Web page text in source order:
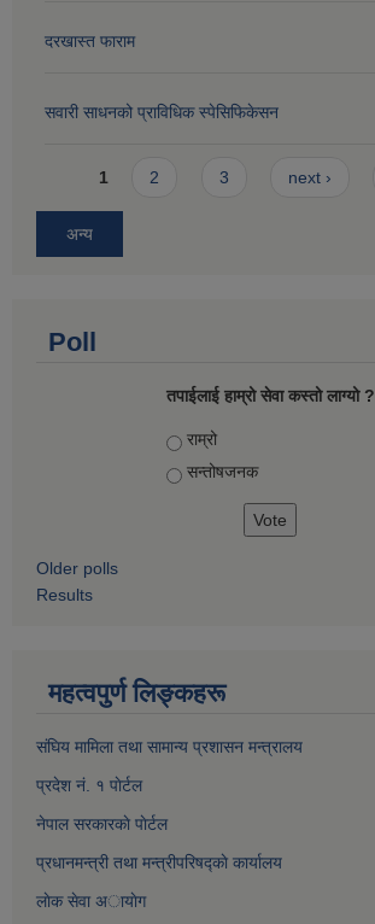
दरखास्त फाराम
सवारी साधनको प्राविधिक स्पेसिफिकेसन
Pages
1 2 3 next ›
अन्य
Poll
तपाईलाई हाम्रो सेवा कस्तो लाग्यो ?
Choices
राम्रो
सन्तोषज‍नक
Older polls
Results
महत्वपुर्ण लिङ्कहरू
संघिय मामिला तथा सामान्य प्रशासन मन्त्रालय
प्रदेश नं. १ पाेर्टल
नेपाल सरकारकाे पाेर्टल
प्रधानमन्त्री तथा मन्त्रीपरिषद्काे कार्यालय
लाेक सेवा अायाेग